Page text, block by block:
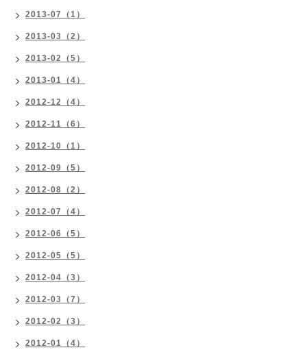
2013-07（1）
2013-03（2）
2013-02（5）
2013-01（4）
2012-12（4）
2012-11（6）
2012-10（1）
2012-09（5）
2012-08（2）
2012-07（4）
2012-06（5）
2012-05（5）
2012-04（3）
2012-03（7）
2012-02（3）
2012-01（4）